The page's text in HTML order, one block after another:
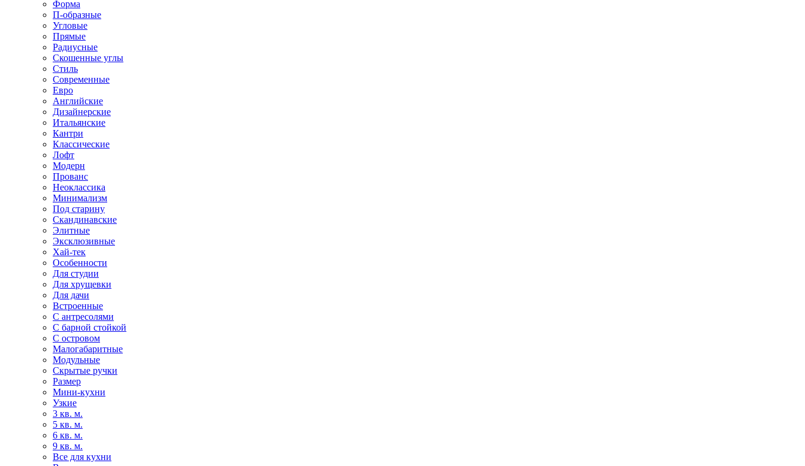
Форма
П-образные
Угловые
Прямые
Радиусные
Скошенные углы
Стиль
Современные
Евро
Английские
Дизайнерские
Итальянские
Кантри
Классические
Лофт
Модерн
Прованс
Неоклассика
Минимализм
Под старину
Скандинавские
Элитные
Эксклюзивные
Хай-тек
Особенности
Для студии
Для хрущевки
Для дачи
Встроенные
С антресолями
С барной стойкой
С островом
Малогабаритные
Модульные
Скрытые ручки
Размер
Мини-кухни
Узкие
3 кв. м.
5 кв. м.
6 кв. м.
9 кв. м.
Все для кухни